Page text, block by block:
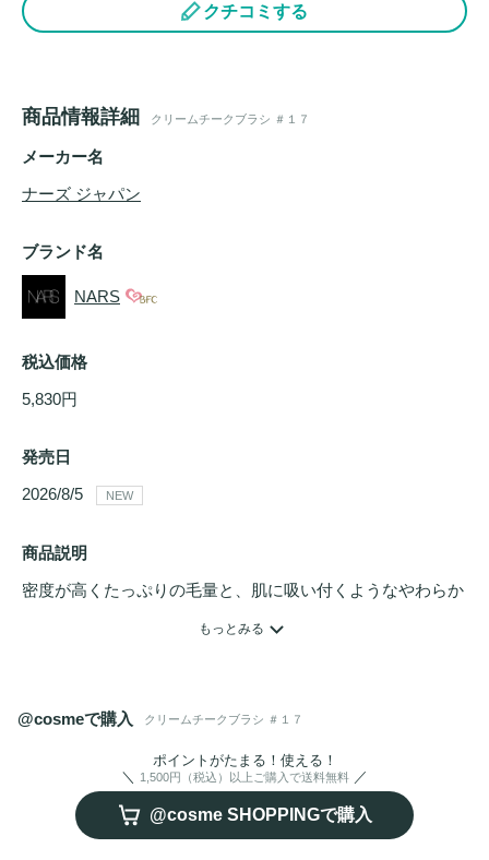
クチコミする
商品情報詳細 クリームチークブラシ ＃１７
メーカー名
ナーズ ジャパン
ブランド名
NARS
税込価格
5,830円
発売日
2026/8/5
NEW
商品説明
密度が高くたっぷりの毛量と、肌に吸い付くようなやわらか
もっとみる
@cosmeで購入 クリームチークブラシ ＃１７
ポイントがたまる！使える！
1,500円（税込）以上ご購入で送料無料
@cosme SHOPPINGで購入